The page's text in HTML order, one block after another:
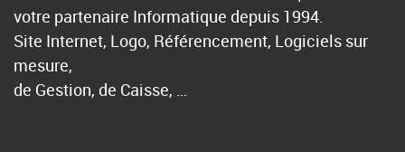
votre partenaire Informatique depuis 1994.
Site Internet, Logo, Référencement, Logiciels sur
mesure,
de Gestion, de Caisse, …